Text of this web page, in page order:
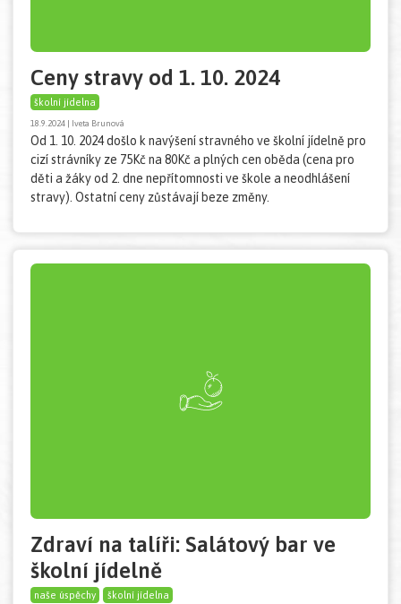
Ceny stravy od 1. 10. 2024
školní jídelna
18.9.2024 | Iveta Brunová
Od 1. 10. 2024 došlo k navýšení stravného ve školní jídelně pro
cizí strávníky ze 75Kč na 80Kč a plných cen oběda (cena pro
děti a žáky od 2. dne nepřítomnosti ve škole a neodhlášení
stravy). Ostatní ceny zůstávají beze změny.
Zdraví na talíři: Salátový bar ve
školní jídelně
naše úspěchy školní jídelna